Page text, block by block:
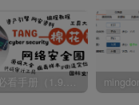
会员必看手册（1.9.0版本 26.4.5更新）